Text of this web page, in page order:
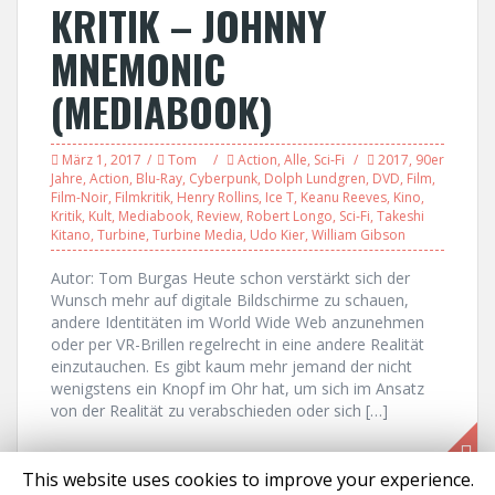
KRITIK – JOHNNY
MNEMONIC
(MEDIABOOK)
März 1, 2017 Tom Action, Alle, Sci-Fi 2017, 90er
Jahre, Action, Blu-Ray, Cyberpunk, Dolph Lundgren, DVD, Film,
Film-Noir, Filmkritik, Henry Rollins, Ice T, Keanu Reeves, Kino,
Kritik, Kult, Mediabook, Review, Robert Longo, Sci-Fi, Takeshi
Kitano, Turbine, Turbine Media, Udo Kier, William Gibson
Autor: Tom Burgas Heute schon verstärkt sich der
Wunsch mehr auf digitale Bildschirme zu schauen,
andere Identitäten im World Wide Web anzunehmen
oder per VR-Brillen regelrecht in eine andere Realität
einzutauchen. Es gibt kaum mehr jemand der nicht
wenigstens ein Knopf im Ohr hat, um sich im Ansatz
von der Realität zu verabschieden oder sich […]
This website uses cookies to improve your experience.